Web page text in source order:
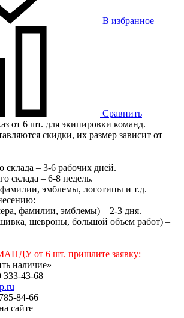
В избранное
Сравнить
от 6 шт. для экипировки команд.
скидки, их размер зависит от
– 3-6 рабочих дней.
– 6-8 недель.
эмблемы, логотипы и т.д.
фамилии, эмблемы) – 2-3 дня.
шевроны, большой объем работ) –
от 6 шт. пришлите заявку:
наличие»
333-43-68
84-66
сайте